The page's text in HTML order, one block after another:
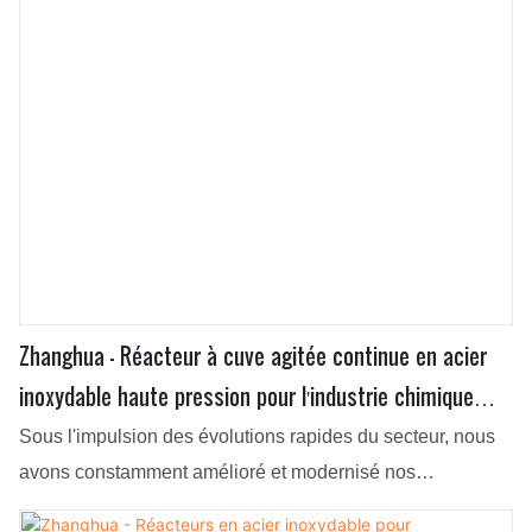
Zhanghua - Réacteur à cuve agitée continue en acier
inoxydable haute pression pour l'industrie chimique
(CSTR)
Sous l'impulsion des évolutions rapides du secteur, nous
avons constamment amélioré et modernisé nos
technologies de fabrication. Grâce à ces propriétés